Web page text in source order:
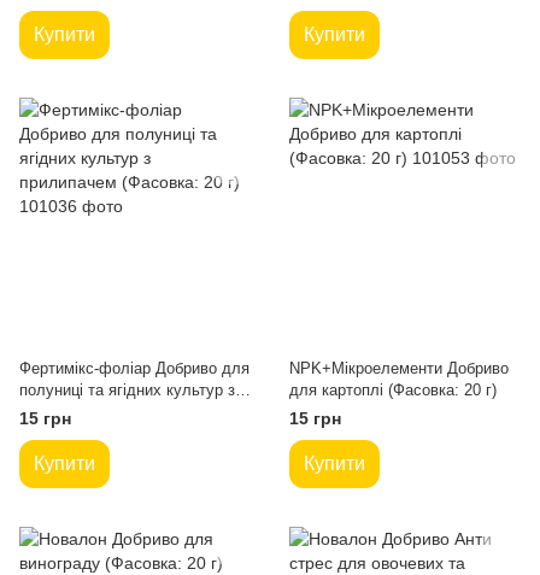
Купити Купити
Фертимікс-фоліар Добриво для
полуниці та ягідних культур з
прилипачем (Фасовка: 20 г)
15 грн
Купити
NPK+Мікроелементи Добриво
для картоплі (Фасовка: 20 г)
15 грн
Купити